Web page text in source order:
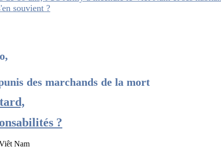
des marchands de la mort
?